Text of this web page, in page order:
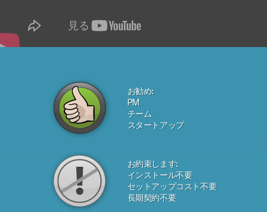
お勧め:
PM
チーム
スタートアップ
お約束します:
インストール不要
セットアップコスト不要
長期契約不要